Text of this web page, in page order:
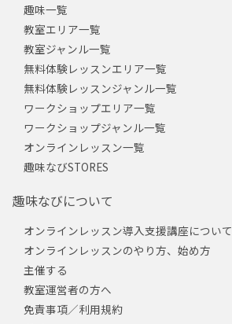
趣味一覧
教室エリア一覧
教室ジャンル一覧
無料体験レッスンエリア一覧
無料体験レッスンジャンル一覧
ワークショップエリア一覧
ワークショップジャンル一覧
オンラインレッスン一覧
趣味なびSTORES
趣味なびについて
オンラインレッスン導入支援講座について
オンラインレッスンのやり方、始め方
主催する
教室運営者の方へ
免責事項／利用規約